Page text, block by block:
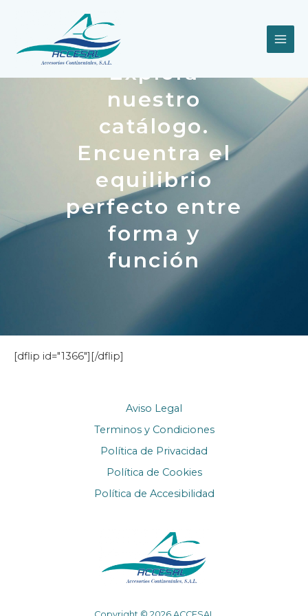
Explora
nuestro
catálogo.
Encuentra el
equilibrio
perfecto entre
forma y
función
[dflip id="1366"][/dflip]
Aviso Legal
Terminos y Condiciones
Política de Privacidad
Política de Cookies
Política de Accesibilidad